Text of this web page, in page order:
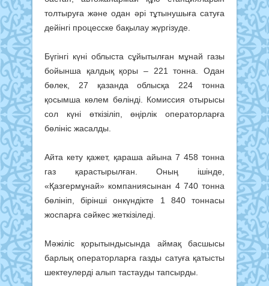
толтыруға және одан әрі тұтынушыға сатуға
дейінгі процесске бақылау жүргізуде.
Бүгінгі күні облыста сұйытылған мұнай газы
бойынша қалдық қоры – 221 тонна. Одан
бөлек, 27 қазанда облысқа 224 тонна
қосымша көлем бөлінді. Комиссия отырысы
сол күні өткізіліп, өңірлік операторларға
бөлініс жасалды.
Айта кету қажет, қараша айына 7 458 тонна
газ қарастырылған. Оның ішінде,
«Қазгермұнай» компаниясынан 4 740 тонна
бөлініп, бірінші онкүндікте 1 840 тоннасы
жоспарға сәйкес жеткізіледі.
Мәжіліс қорытындысында аймақ басшысы
барлық операторларға газды сатуға қатысты
шектеулерді алып тастауды тапсырды.